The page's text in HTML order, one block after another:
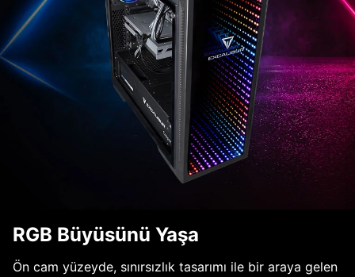
RGB Büyüsünü Yaşa
Ön cam yüzeyde, sınırsızlık tasarımı ile bir araya gelen